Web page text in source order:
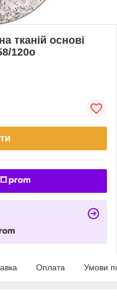
тканій основі
120о
Оплата Умови